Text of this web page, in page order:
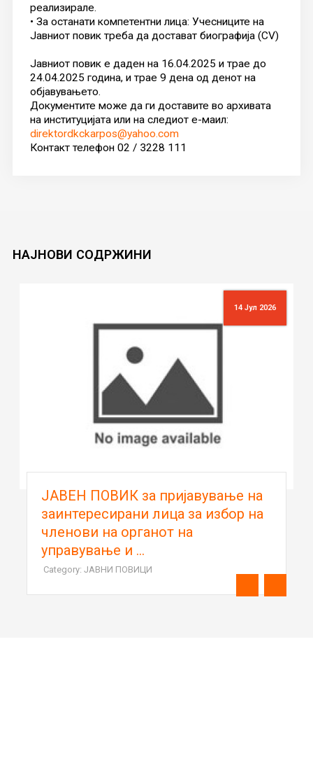
реализирале.
• За останати компетентни лица: Учесниците на
Јавниот повик треба да достават биографија (CV)
Јавниот повик е даден на 16.04.2025 и трае до
24.04.2025 година, и трае 9 дена од денот на
објавувањето.
Документите може да ги доставите во архивата
на институцијата или на следиот е-маил:
direktordkckarpos@yahoo.com
Контакт телефон 02 / 3228 111
НАЈНОВИ СОДРЖИНИ
14 Јул 2026
ЈАВЕН ПОВИК за пријавување на
заинтересирани лица за избор на
членови на органот на
управување и ...
Category: ЈАВНИ ПОВИЦИ